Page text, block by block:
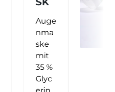
Auge
nma
ske
mit
35 %
Glyc